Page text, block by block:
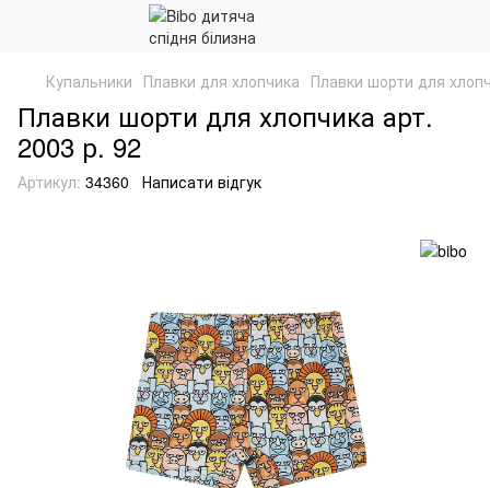
Купальники Плавки для хлопчика Плавки шорти для
Плавки шорти для хлопчика арт.
2003 р. 92
Артикул: 34360 Написати відгук